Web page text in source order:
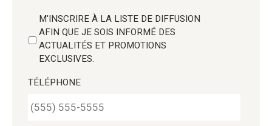
M'INSCRIRE À LA LISTE DE DIFFUSION
AFIN QUE JE SOIS INFORMÉ DES
ACTUALITÉS ET PROMOTIONS
EXCLUSIVES.
TÉLÉPHONE